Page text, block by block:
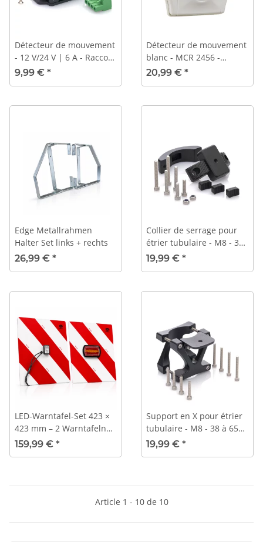
Détecteur de mouvement
- 12 V/24 V | 6 A - Raccord
enfichable
9,99 € *
Détecteur de mouvement
blanc - MCR 2456 -
12V/24V | 4A
20,99 € *
Edge Metallrahmen
Halter Set links + rechts
26,99 € *
Collier de serrage pour
étrier tubulaire - M8 - 38
à 65 mm
19,99 € *
LED-Warntafel-Set 423 ×
423 mm – 2 Warntafeln
inkl. LED-Beleuchtung,
159,99 € *
Support en X pour étrier
tubulaire - M8 - 38 à 65
mm
19,99 € *
Article 1 - 10 de 10